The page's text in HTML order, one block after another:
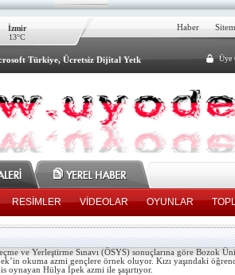
İzmir
13°C
Türkiye, Ücretsiz Dijital Yetk
Haber
Üye
RESİMLER VİDEOLAR OYUNLAR
ve Yerleştirme Sınavı (ÖSYS) sonuçlarına göre Bozok
okuma azmi gençlere örnek oluyor. Kızı yaşındaki
oynayan Hülya İpek azmi ile şaşırtıyor.